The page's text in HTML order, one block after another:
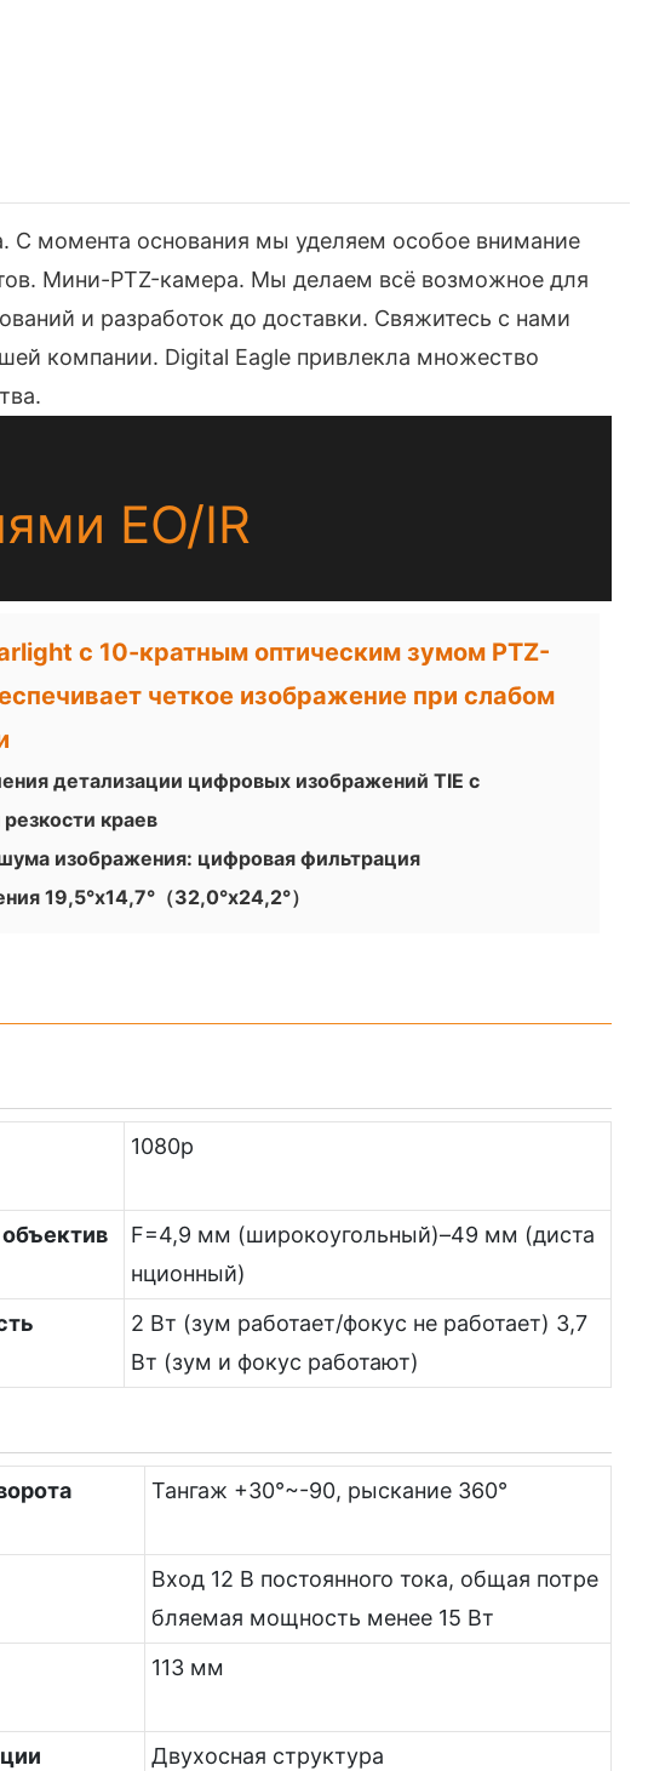
С момента основания мы уделяем особое внимание
Мини-PTZ-камера. Мы делаем всё возможное для
и разработок до доставки. Свяжитесь с нами
компании. Digital Eagle привлекла множество
EO/IR
с 10-кратным оптическим зумом PTZ-
четкое изображение при слабом
детализации цифровых изображений TIE с
краев
изображения: цифровая фильтрация
19,5°x14,7°（32,0°x24,2°）
1080p
F=4,9 мм (широкоугольный)–49 мм (диста
нционный)
2 Вт (зум работает/фокус не работает) 3,7
Вт (зум и фокус работают)
Тангаж +30°~-90, рыскание 360°
Вход 12 В постоянного тока, общая потре
бляемая мощность менее 15 Вт
113 мм
Двухосная структура